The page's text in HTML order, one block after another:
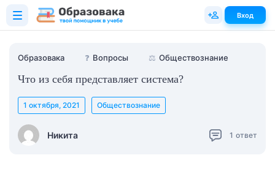
Образовака ❓ Вопросы ⚖️ Обществознание
Что из себя представляет система?
Никита
1 октября, 2021 Обществознание
1 ответ
Вход